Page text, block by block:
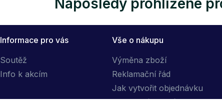
Naposledy prohlížené
Informace pro vás
Soutěž
Info k akcím
Vše o nákupu
Výměna zboží
Reklamační řád
Jak vytvořit objednávku